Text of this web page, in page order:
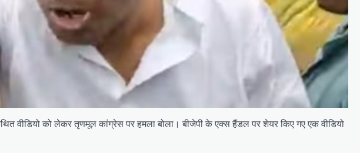
वीडियो को लेकर तृणमूल कांग्रेस पर हमला बोला। बीजेपी के एक्स हैंडल पर शेयर किए गए एक वीडियो